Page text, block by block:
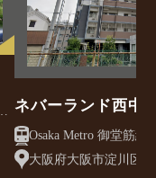
ネバーランド西中
Osaka Metro 御堂筋線/ 西中島南方駅 徒
歩11分
大阪府大阪市淀川区